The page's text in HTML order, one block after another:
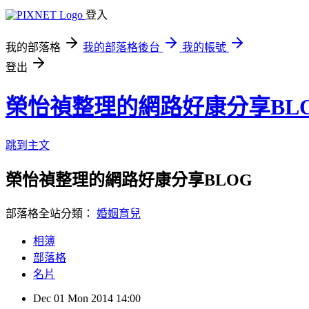
登入
我的部落格 我的部落格後台
我的帳號
登出
榮怡禎整理的網路好康分享
跳到主文
榮怡禎整理的網路好康分享BLOG
部落格全站分類： 婚姻育兒
相簿
部落格
名片
Dec 01 Mon 2014 14:00